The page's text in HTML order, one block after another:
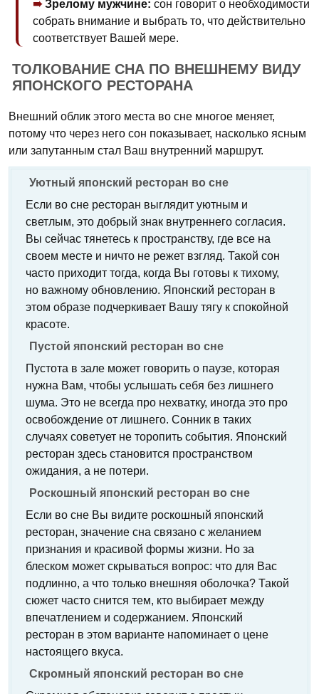
Зрелому мужчине: сон говорит о необходимости
собрать внимание и выбрать то, что действительно
соответствует Вашей мере.
ТОЛКОВАНИЕ СНА ПО ВНЕШНЕМУ ВИДУ
ЯПОНСКОГО РЕСТОРАНА
Внешний облик этого места во сне многое меняет,
потому что через него сон показывает, насколько ясным
или запутанным стал Ваш внутренний маршрут.
Уютный японский ресторан во сне
Если во сне ресторан выглядит уютным и
светлым, это добрый знак внутреннего согласия.
Вы сейчас тянетесь к пространству, где все на
своем месте и ничто не режет взгляд. Такой сон
часто приходит тогда, когда Вы готовы к тихому,
но важному обновлению. Японский ресторан в
этом образе подчеркивает Вашу тягу к спокойной
красоте.
Пустой японский ресторан во сне
Пустота в зале может говорить о паузе, которая
нужна Вам, чтобы услышать себя без лишнего
шума. Это не всегда про нехватку, иногда это про
освобождение от лишнего. Сонник в таких
случаях советует не торопить события. Японский
ресторан здесь становится пространством
ожидания, а не потери.
Роскошный японский ресторан во сне
Если во сне Вы видите роскошный японский
ресторан, значение сна связано с желанием
признания и красивой формы жизни. Но за
блеском может скрываться вопрос: что для Вас
подлинно, а что только внешняя оболочка? Такой
сюжет часто снится тем, кто выбирает между
впечатлением и содержанием. Японский
ресторан в этом варианте напоминает о цене
настоящего вкуса.
Скромный японский ресторан во сне